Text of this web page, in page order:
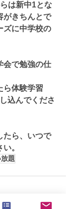
は新中1とな
がきちんとで
ズに中学校の
で勉強の仕
体験学習
込んでくださ
ら、いつで
。
題